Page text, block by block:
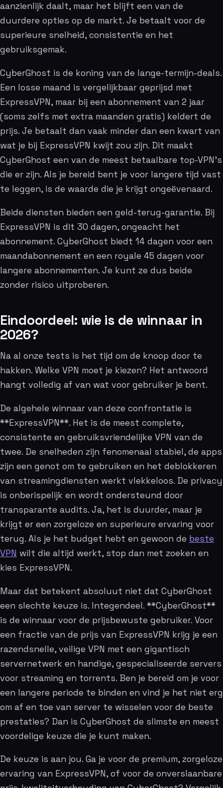
aanzienlijk daalt, maar het blijft een van de
duurdere opties op de markt. Je betaalt voor de
superieure snelheid, consistentie en het
gebruiksgemak.
CyberGhost is de koning van de lange-termijn-deals.
Een losse maand is vergelijkbaar geprijsd met
ExpressVPN, maar bij een abonnement van 2 jaar
(soms zelfs met extra maanden gratis) keldert de
prijs. Je betaalt dan vaak minder dan een kwart van
wat je bij ExpressVPN kwijt zou zijn. Dit maakt
CyberGhost een van de meest betaalbare top-VPN’s
die er zijn. Als je bereid bent je voor langere tijd vast
te leggen, is de waarde die je krijgt ongeëvenaard.
Beide diensten bieden een geld-terug-garantie. Bij
ExpressVPN is dit 30 dagen, ongeacht het
abonnement. CyberGhost biedt 14 dagen voor een
maandabonnement en een royale 45 dagen voor
langere abonnementen. Je kunt ze dus beide
zonder risico uitproberen.
Eindoordeel: wie is de winnaar in
2026?
Na al onze tests is het tijd om de knoop door te
hakken. Welke VPN moet je kiezen? Het antwoord
hangt volledig af van wat voor gebruiker je bent.
De algehele winnaar van deze confrontatie is
**ExpressVPN**. Het is de meest complete,
consistente en gebruiksvriendelijke VPN van de
twee. De snelheden zijn fenomenaal stabiel, de apps
zijn een genot om te gebruiken en het deblokkeren
van streamingdiensten werkt vlekkeloos. De privacy
is onberispelijk en wordt ondersteund door
transparante audits. Ja, het is duurder, maar je
krijgt er een zorgeloze en superieure ervaring voor
terug. Als je het budget hebt en gewoon de beste
VPN wilt die altijd werkt, stop dan met zoeken en
kies ExpressVPN.
Maar dat betekent absoluut niet dat CyberGhost
een slechte keuze is. Integendeel. **CyberGhost**
is de winnaar voor de prijsbewuste gebruiker. Voor
een fractie van de prijs van ExpressVPN krijg je een
razendsnelle, veilige VPN met een gigantisch
servernetwerk en handige, gespecialiseerde servers
voor streaming en torrents. Ben je bereid om je voor
een langere periode te binden en vind je het niet erg
om af en toe van server te wisselen voor de beste
prestaties? Dan is CyberGhost de slimste en meest
voordelige keuze die je kunt maken.
De keuze is aan jou. Ga je voor de premium, zorgeloze
ervaring van ExpressVPN, of voor de onverslaanbare